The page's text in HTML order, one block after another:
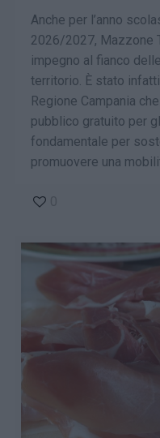
Anche per l’anno
2026/2027, Mazzone
impegno al fianco
territorio. È stato
Regione Campania
pubblico gratuito per
fondamentale per
promuovere una